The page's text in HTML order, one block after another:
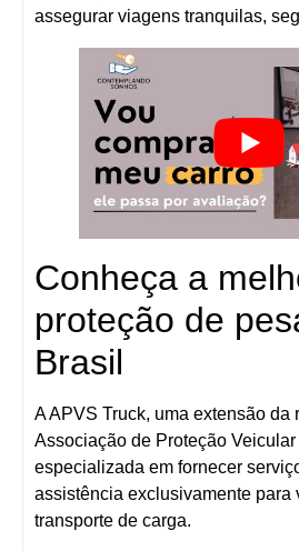
assegurar viagens tranquilas,
Conheça a
proteção de
Brasil
A APVS Truck, uma extensão da
Associação de Proteção
especializada em fornecer
assistência exclusivamente para
transporte de carga.